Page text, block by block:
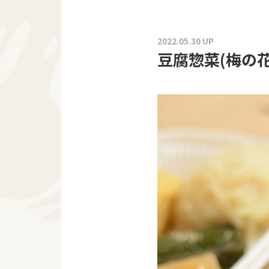
2022.05.30 UP
豆腐惣菜(梅の